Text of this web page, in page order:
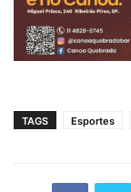
TAGS Esportes